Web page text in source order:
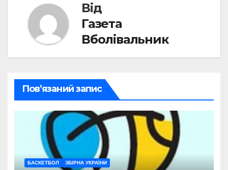
Від
Газета
Вболівальник
Пов’язаний запис
БАСКЕТБОЛ ЗБІРНА УКРАЇНИ